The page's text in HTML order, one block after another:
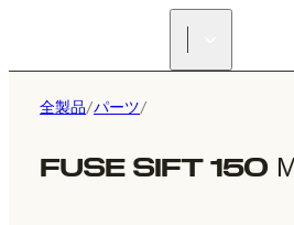
全製品/パーツ/
FUSE SIFT 150